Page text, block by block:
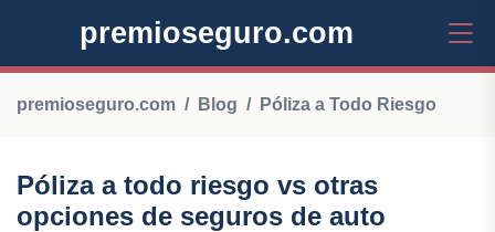
premioseguro.com
premioseguro.com Blog Póliza a Todo Riesgo
Póliza a todo riesgo vs otras
opciones de seguros de auto